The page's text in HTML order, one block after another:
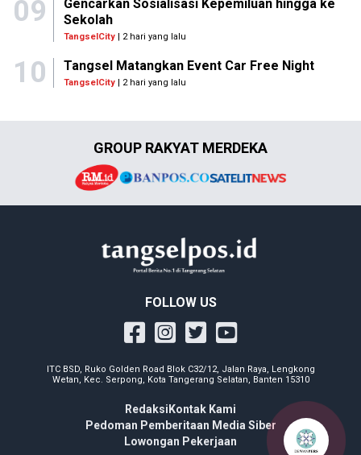
09
Gencarkan Sosialisasi Kepemiluan hingga ke
Sekolah
TangselCity| 2 hari yang lalu
10 Tangsel Matangkan Event Car Free Night
TangselCity | 2 hari yang lalu
GROUP RAKYAT MERDEKA
FOLLOW US
ITC BSD, Ruko Golden Road Blok C32/12, Jalan Raya, Lengkong
Wetan, Kec. Serpong, Kota Tangerang Selatan, Banten 15310
Redaksi Kontak Kami
Pedoman Pemberitaan Media Siber
Lowongan Pekerjaan